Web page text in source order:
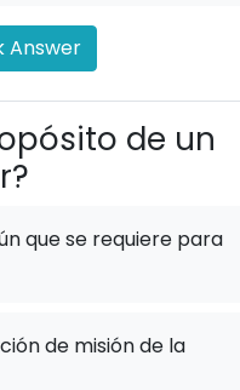
Answer
de un
que se requiere para
de misión de la